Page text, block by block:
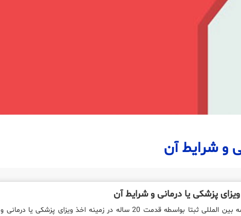
و شرایط آن
پزشکی یا درمانی و شرایط آن
موسسه بین المللی ثبتا بواسطه قدمت 20 ساله در زمینه اخذ ویزای پزشکی یا درمانی و